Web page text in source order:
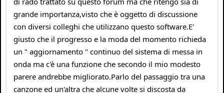
grande importanza,visto che è oggetto di discussione
con diversi colleghi che utilizzano questo software.E'
giusto che il progresso e la moda del momento richieda
un " aggiornamento " continuo del sistema di messa in
onda ma c'è una funzione che secondo il mio modesto
parere andrebbe migliorato.Parlo del passaggio tra una
canzone ed un'altra che alcune volte si discosta da